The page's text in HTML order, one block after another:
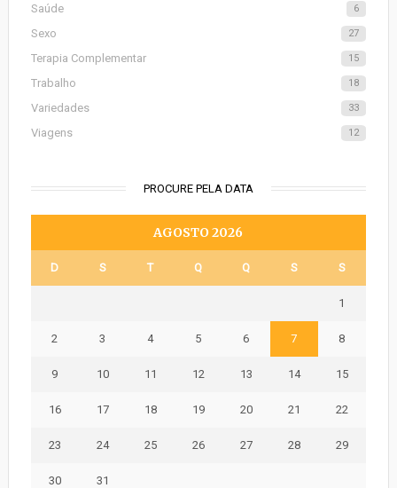
Saúde 6
Sexo 27
Terapia Complementar 15
Trabalho 18
Variedades 33
Viagens 12
PROCURE PELA DATA
AGOSTO 2026
D S T Q Q S S
1
2 3 4 5 6 7 8
9 10 11 12 13 14 15
16 17 18 19 20 21 22
23 24 25 26 27 28 29
30
31